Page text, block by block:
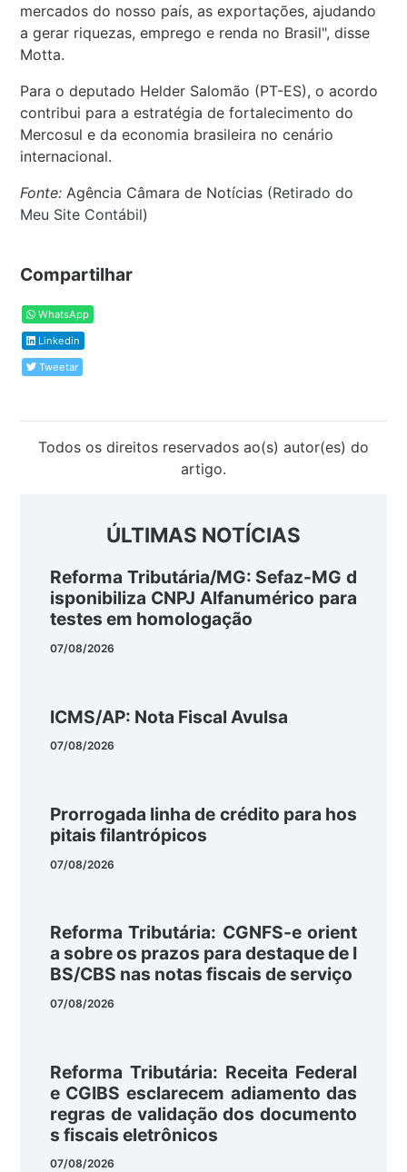
mercados do nosso país, as exportações, ajudando
a gerar riquezas, emprego e renda no Brasil", disse
Motta.
Para o deputado Helder Salomão (PT-ES), o acordo
contribui para a estratégia de fortalecimento do
Mercosul e da economia brasileira no cenário
internacional.
Fonte: Agência Câmara de Notícias (Retirado do
Meu Site Contábil)
Compartilhar
WhatsApp
Linkedin
Tweetar
Todos os direitos reservados ao(s) autor(es) do
artigo.
ÚLTIMAS NOTÍCIAS
Reforma Tributária/MG: Sefaz-MG d
isponibiliza CNPJ Alfanumérico para
testes em homologação
07/08/2026
ICMS/AP: Nota Fiscal Avulsa
07/08/2026
Prorrogada linha de crédito para hos
pitais filantrópicos
07/08/2026
Reforma Tributária: CGNFS-e orient
a sobre os prazos para destaque de I
BS/CBS nas notas fiscais de serviço
07/08/2026
Reforma Tributária: Receita Federal
e CGIBS esclarecem adiamento das
regras de validação dos documento
s fiscais eletrônicos
07/08/2026